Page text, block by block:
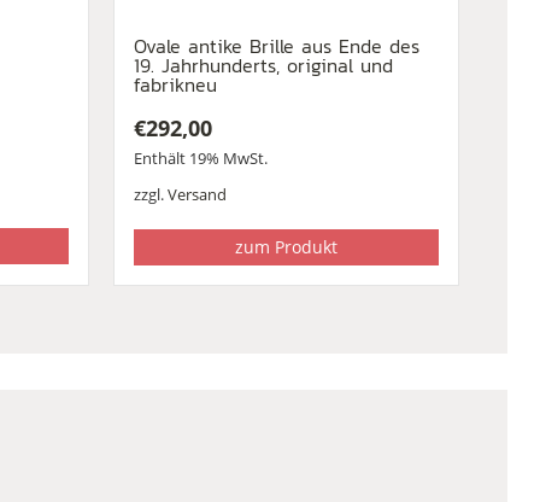
Ovale antike Brille aus Ende des
19. Jahrhunderts, original und
fabrikneu
€292,00
Enthält 19% MwSt.
zzgl.Versand
zum Produkt